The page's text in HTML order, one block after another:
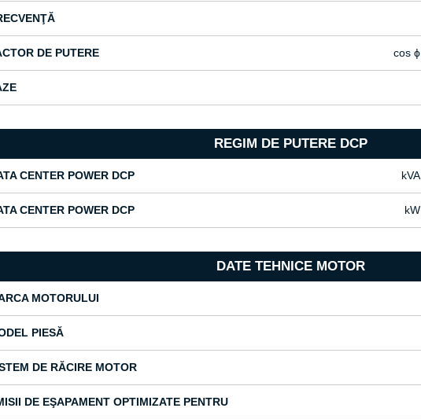
DE PUTERE cos ϕ
REGIM DE PUTERE DCP
CENTER POWER DCP kVA
CENTER POWER DCP kW
DATE TEHNICE MOTOR
MOTORULUI
PIESĂ
DE RĂCIRE MOTOR
DE EŞAPAMENT OPTIMIZATE PENTRU